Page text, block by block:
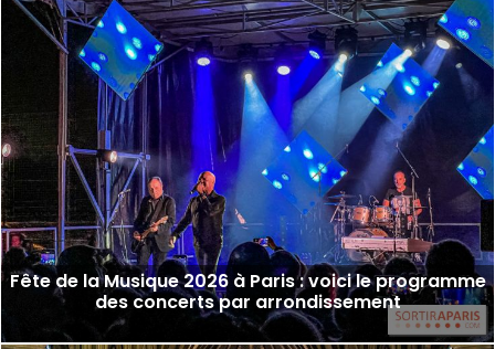
Fête de la Musique 2026 à Paris : voici le programme
des concerts par arrondissement